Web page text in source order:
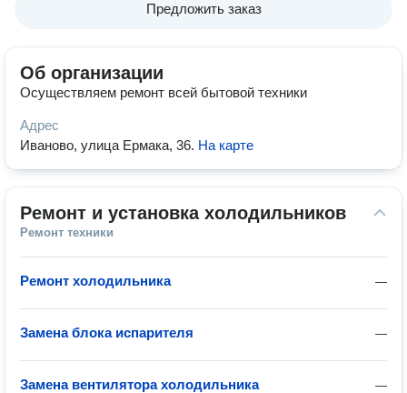
Предложить заказ
Об организации
Осуществляем ремонт всей бытовой техники
Адрес
Иваново, улица Ермака, 36. На карте
Ремонт и установка холодильников
Ремонт техники
—
Ремонт холодильника
—
Замена блока испарителя
—
Замена вентилятора холодильника